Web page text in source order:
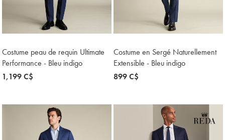
Costume peau de requin Ultimate
Performance - Bleu indigo
now
1,199 C$
Costume en Sergé Naturellement
Extensible - Bleu indigo
now
899 C$